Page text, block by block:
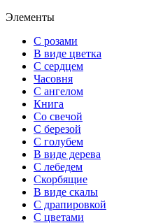
Элементы
С розами
В виде цветка
С сердцем
Часовня
С ангелом
Книга
Со свечой
С березой
С голубем
В виде дерева
С лебедем
Скорбящие
В виде скалы
С драпировкой
С цветами